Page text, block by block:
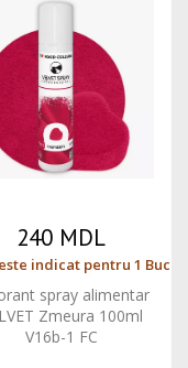
240 MDL
indicat pentru 1 Buc
spray alimentar
Zmeura 100ml
V16b-1 FC